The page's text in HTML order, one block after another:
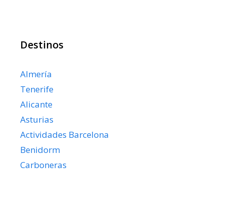
Destinos
Almería
Tenerife
Alicante
Asturias
Actividades Barcelona
Benidorm
Carboneras